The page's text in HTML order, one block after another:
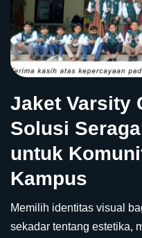
Jaket Varsity
Solusi
untuk
Kampus
Memilih identitas visual
sekadar tentang estetika,